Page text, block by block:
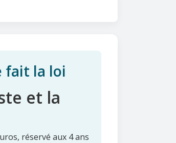
fait la loi
et la
réservé aux 4 ans